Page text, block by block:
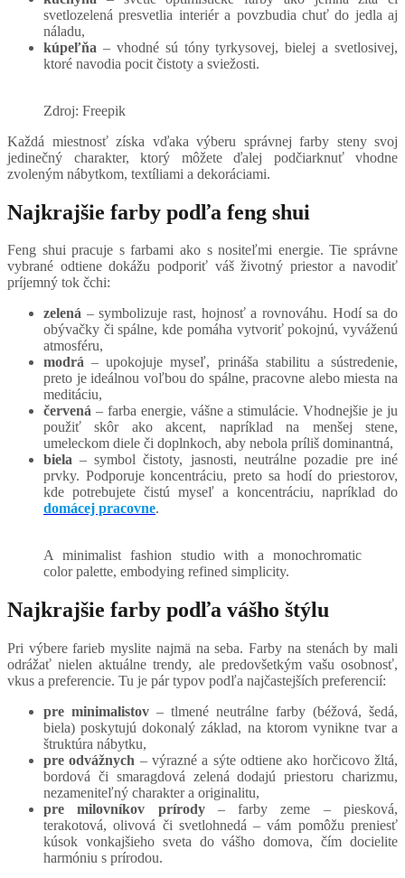
svetlozelená presvetlia interiér a povzbudia chuť do jedla aj
náladu,
kúpeľňa – vhodné sú tóny tyrkysovej, bielej a svetlosivej,
ktoré navodia pocit čistoty a sviežosti.
Zdroj: Freepik
Každá miestnosť získa vďaka výberu správnej farby steny svoj
jedinečný charakter, ktorý môžete ďalej podčiarknuť vhodne
zvoleným nábytkom, textíliami a dekoráciami.
Najkrajšie farby podľa feng shui
Feng shui pracuje s farbami ako s nositeľmi energie. Tie správne
vybrané odtiene dokážu podporiť váš životný priestor a navodiť
príjemný tok čchi:
zelená – symbolizuje rast, hojnosť a rovnováhu. Hodí sa do
obývačky či spálne, kde pomáha vytvoriť pokojnú, vyváženú
atmosféru,
modrá – upokojuje myseľ, prináša stabilitu a sústredenie,
preto je ideálnou voľbou do spálne, pracovne alebo miesta na
meditáciu,
červená – farba energie, vášne a stimulácie. Vhodnejšie je ju
použiť skôr ako akcent, napríklad na menšej stene,
umeleckom diele či doplnkoch, aby nebola príliš dominantná,
biela – symbol čistoty, jasnosti, neutrálne pozadie pre iné
prvky. Podporuje koncentráciu, preto sa hodí do priestorov,
kde potrebujete čistú myseľ a koncentráciu, napríklad do
domácej pracovne.
A minimalist fashion studio with a monochromatic
color palette, embodying refined simplicity.
Najkrajšie farby podľa vášho štýlu
Pri výbere farieb myslite najmä na seba. Farby na stenách by mali
odrážať nielen aktuálne trendy, ale predovšetkým vašu osobnosť,
vkus a preferencie. Tu je pár typov podľa najčastejších preferencií:
pre minimalistov – tlmené neutrálne farby (béžová, šedá,
biela) poskytujú dokonalý základ, na ktorom vynikne tvar a
štruktúra nábytku,
pre odvážnych – výrazné a sýte odtiene ako horčicovo žltá,
bordová či smaragdová zelená dodajú priestoru charizmu,
nezameniteľný charakter a originalitu,
pre milovníkov prírody – farby zeme – piesková,
terakotová, olivová či svetlohnedá – vám pomôžu preniesť
kúsok vonkajšieho sveta do vášho domova, čím docielite
harmóniu s prírodou.